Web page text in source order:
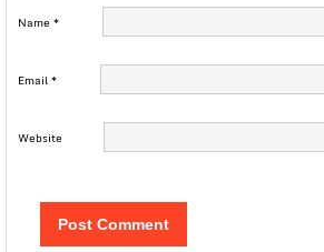
Name *
Email*
Website